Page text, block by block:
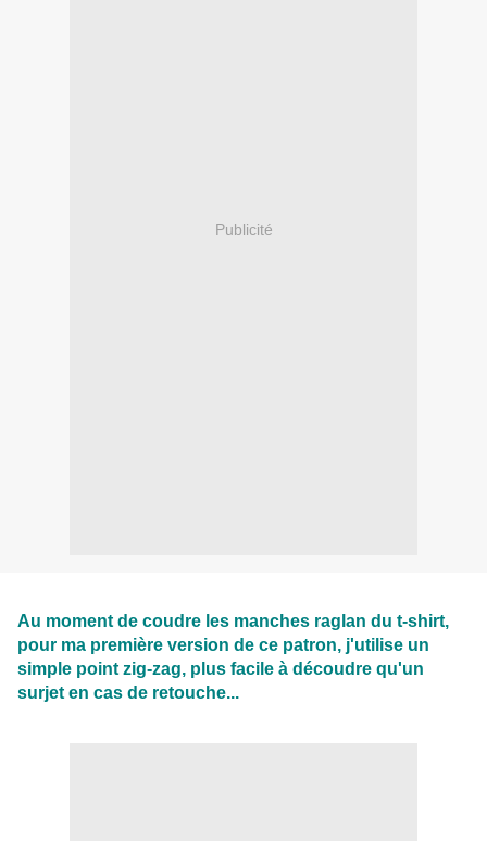
Publicité
Au moment de coudre les manches raglan du t-shirt,
pour ma première version de ce patron, j'utilise un
simple point zig-zag, plus facile à découdre qu'un
surjet en cas de retouche...